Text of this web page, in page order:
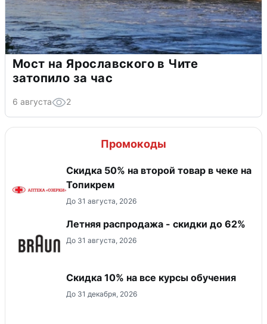
Мост на Ярославского в Чите
затопило за час
6 августа 2
Промокоды
Скидка 50% на второй товар в чеке на
Топикрем
До 31 августа, 2026
Летняя распродажа - скидки до 62%
До 31 августа, 2026
Скидка 10% на все курсы обучения
До 31 декабря, 2026